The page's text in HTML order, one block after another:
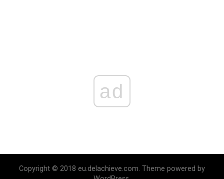
ad
Copyright © 2018 eu.delachieve.com. Theme powered by